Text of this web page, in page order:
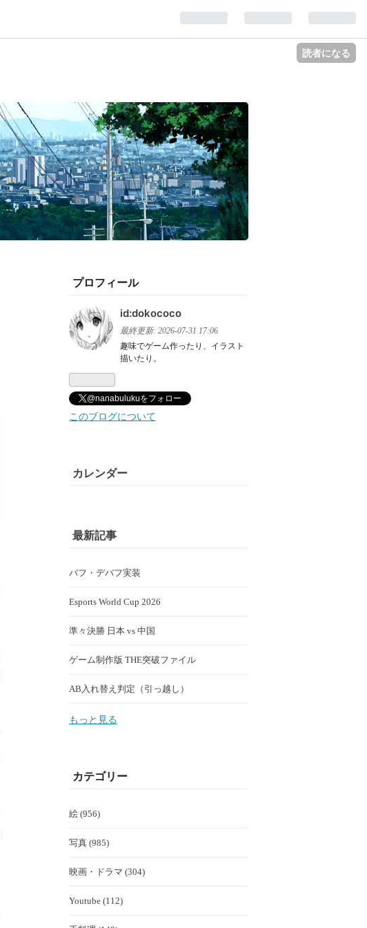
読者になる
プロフィール
id:dokococo
最終更新: 2026-07-31 17:06
趣味でゲーム作ったり、イラスト
描いたり。
@nanabulukuをフォロー
このブログについて
カレンダー
最新記事
バフ・デバフ実装
Esports World Cup 2026
準々決勝 日本 vs 中国
ゲーム制作版 THE突破ファイル
AB入れ替え判定（引っ越し）
もっと見る
カテゴリー
絵 (956)
写真 (985)
映画・ドラマ (304)
Youtube (112)